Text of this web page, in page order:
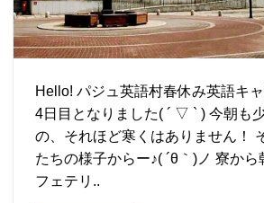
Hello! パジュ英語村春休み英語キ
4日目となりました( ´ ▽ ` ) 今朝も
の、それほど寒くはありません！
たちの様子からー♪( ´θ｀)ノ 寮から
フェテリ..